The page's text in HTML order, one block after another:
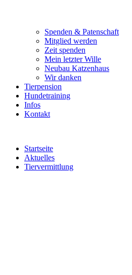
Spenden & Patenschaft
Mitglied werden
Zeit spenden
Mein letzter Wille
Neubau Katzenhaus
Wir danken
Tierpension
Hundetraining
Infos
Kontakt
Startseite
Aktuelles
Tiervermittlung